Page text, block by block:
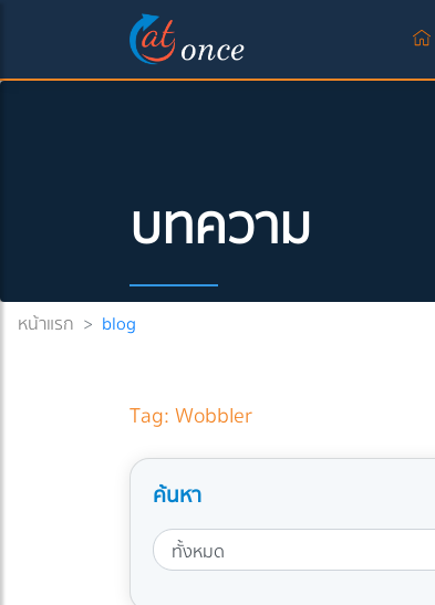
บทความ
หน้าแรก > blog
Tag: Wobbler
ค้นหา